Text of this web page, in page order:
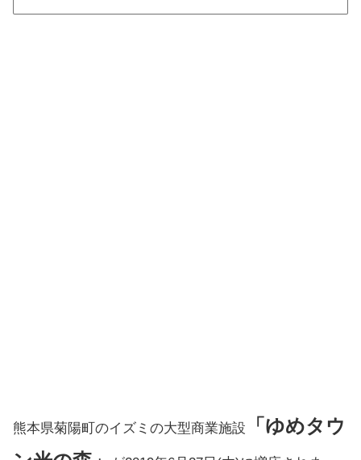
熊本県菊陽町のイズミの大型商業施設
「ゆめタウ